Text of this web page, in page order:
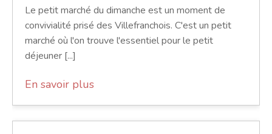
Le petit marché du dimanche est un moment de
convivialité prisé des Villefranchois. C'est un petit
marché où l'on trouve l'essentiel pour le petit
déjeuner [...]
En savoir plus